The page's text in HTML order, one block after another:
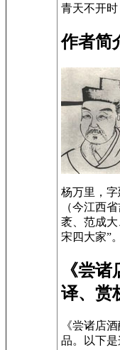
青天不开时
作者简
杨万里，
（今江西
袤、范成
宋四大家”。
《尝
译、赏
《尝诸店
品。以下是